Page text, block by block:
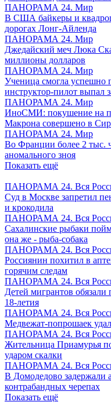
ПАНОРАМА 24. Мир
В США байкеры и
дорогах Лонг-Айленда
ПАНОРАМА 24. Мир
Джедайский меч Люка
миллионы долларов
ПАНОРАМА 24. Мир
Ученица смогла успешно
инструктор-пилот выпал
ПАНОРАМА 24. Мир
ИноСМИ: покушение на
Макрона совершено в
ПАНОРАМА 24. Мир
Во Франции более 2 тыс.
аномального зноя
Показать ещё
ПАНОРАМА 24. Вся
Суд в Москве запретил
и крокодила
ПАНОРАМА 24. Вся
Сахалинские рыбаки
она же - рыба-собака
ПАНОРАМА 24. Вся
Россиянин похитил в
горячим следам
ПАНОРАМА 24. Вся
Детей мигрантов
18-летия
ПАНОРАМА 24. Вся
Медвежат-попрошаек
ПАНОРАМА 24. Вся
Жительница Приамурья
ударом скалки
ПАНОРАМА 24. Вся
В Домодедово задержали
контрабандных черепах
Показать ещё